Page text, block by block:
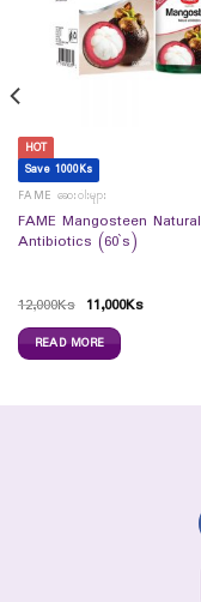
HOT
Save 1000Ks
FAME ဆေးဝါးများ
FAME Mangosteen Natural
Antibiotics (60`s)
12,000Ks 11,000Ks
READ MORE